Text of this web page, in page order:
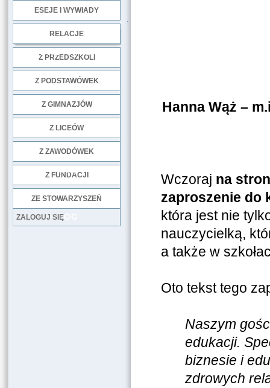
ESEJE I WYWIADY
RELACJE
Z PRZEDSZKOLI
Z PODSTAWÓWEK
Z GIMNAZJÓW
Z LICEÓW
Z ZAWODÓWEK
Z FUNDACJI
ZE STOWARZYSZEŃ
LOG
ZALOGUJ SIĘ
Hanna Wąż –
Wczoraj na
zaproszenie do
która jest nie
nauczycielką,
a także w
Oto tekst tego
Naszym
edukacji.
biznesie i
zdrowych